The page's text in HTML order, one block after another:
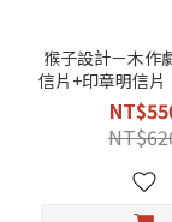
猴子設計－木作
信片+印章明信
系列(5張入)(免運